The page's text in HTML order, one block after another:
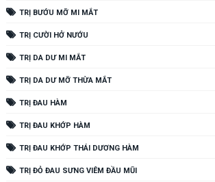
TRỊ BƯỚU MỠ MI MẮT
TRỊ CƯỜI HỞ NƯỚU
TRỊ DA DƯ MI MẮT
TRỊ DA DƯ MỠ THỪA MẮT
TRỊ ĐAU HÀM
TRỊ ĐAU KHỚP HÀM
TRỊ ĐAU KHỚP THÁI DƯƠNG HÀM
TRỊ ĐỎ ĐAU SƯNG VIÊM ĐẦU MŨI